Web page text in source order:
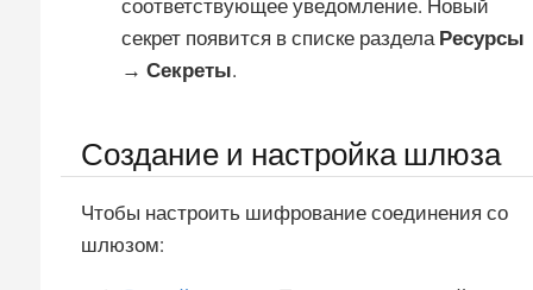
соответствующее уведомление. Новый
секрет появится в списке раздела Ресурсы
→ Секреты.
Создание и настройка шлюза
Чтобы настроить шифрование соединения со
шлюзом: